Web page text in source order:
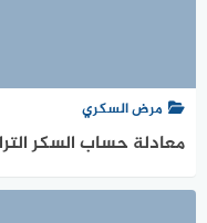
مرض السكري